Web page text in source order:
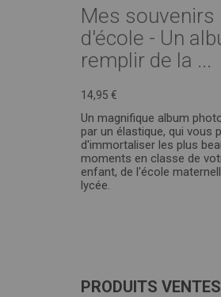
Mes souvenirs
d'école - Un
remplir de la ...
14,95 €
Un magnifique album
par un élastique, qui vous
d'immortaliser les plus
moments en classe de
enfant, de l'école
lycée.
PRODUITS